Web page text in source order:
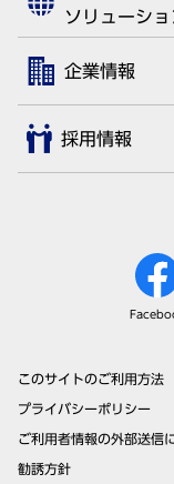
ソリューショ
企業情報
採用情報
このサイトのご利用方法
プライバシーポリシー
ご利用者情報の外部送信
勧誘方針